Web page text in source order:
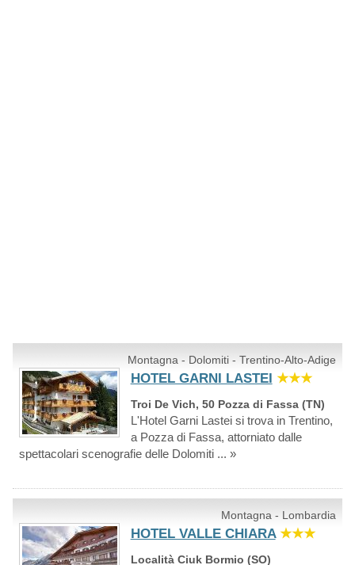
Montagna - Dolomiti - Trentino-Alto-Adige
HOTEL GARNI LASTEI ★★★
Troi De Vich, 50 Pozza di Fassa (TN)
L'Hotel Garni Lastei si trova in Trentino,
a Pozza di Fassa, attorniato dalle
spettacolari scenografie delle Dolomiti ... »
Montagna - Lombardia
HOTEL VALLE CHIARA ★★★
Località Ciuk Bormio (SO)